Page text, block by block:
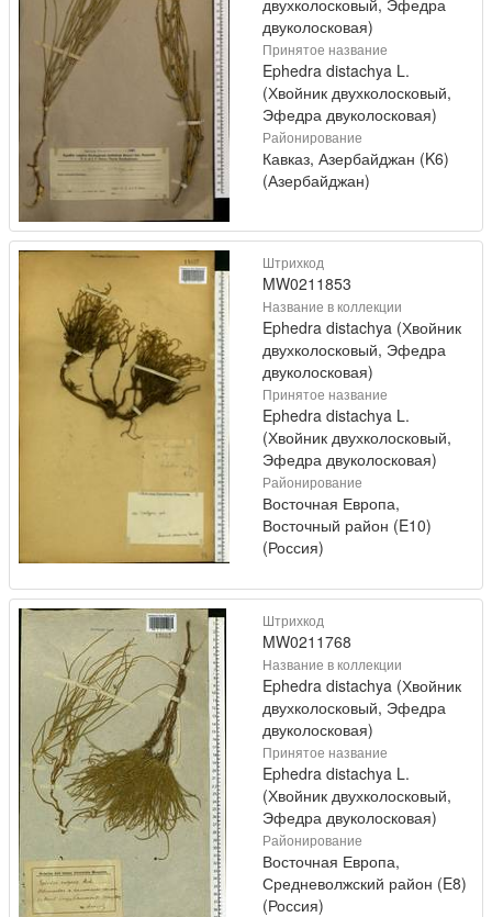
двуколосковая)
Принятое название
Ephedra distachya L.
(Хвойник двухколосковый,
Эфедра двуколосковая)
Районирование
Кавказ, Азербайджан (K6)
(Азербайджан)
Штрихкод
MW0211853
Название в коллекции
Ephedra distachya (Хвойник
двухколосковый, Эфедра
двуколосковая)
Принятое название
Ephedra distachya L.
(Хвойник двухколосковый,
Эфедра двуколосковая)
Районирование
Восточная Европа,
Восточный район (E10)
(Россия)
Штрихкод
MW0211768
Название в коллекции
Ephedra distachya (Хвойник
двухколосковый, Эфедра
двуколосковая)
Принятое название
Ephedra distachya L.
(Хвойник двухколосковый,
Эфедра двуколосковая)
Районирование
Восточная Европа,
Средневолжский район (E8)
(Россия)